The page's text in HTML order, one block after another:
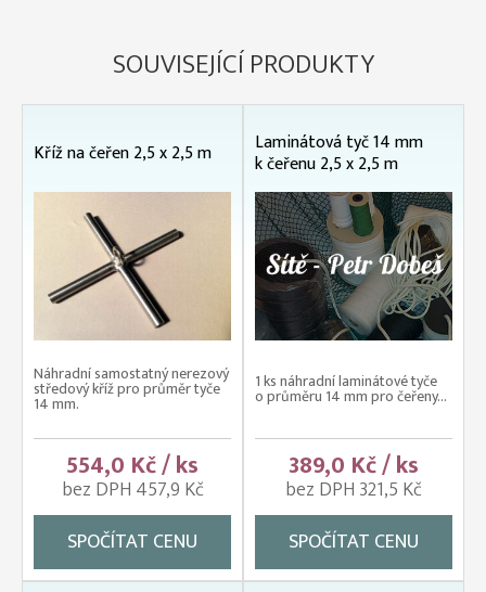
SOUVISEJÍCÍ PRODUKTY
Kříž na čeřen 2,5 x 2,5 m
Náhradní samostatný nerezový
středový kříž pro průměr tyče
14 mm.
554,0 Kč / ks
bez DPH 457,9 Kč
SPOČÍTAT CENU
Laminátová tyč 14 mm
k čeřenu 2,5 x 2,5 m
1 ks náhradní laminátové tyče
o průměru 14 mm pro čeřeny...
389,0 Kč / ks
bez DPH 321,5 Kč
SPOČÍTAT CENU